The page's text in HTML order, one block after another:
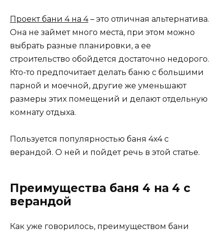
Проект бани 4 на 4– это отличная альтернатива.
Она не займет много места, при этом можно
выбрать разные планировки, а ее
строительство обойдется достаточно недорого.
Кто-то предпочитает делать баню с большими
парной и моечной, другие же уменьшают
размеры этих помещений и делают отдельную
комнату отдыха.
Пользуется популярностью баня 4х4 с
верандой. О ней и пойдет речь в этой статье.
Преимущества баня 4 на 4 с
верандой
Как уже говорилось, преимуществом бани